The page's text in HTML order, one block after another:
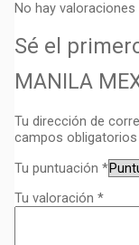
No hay valoraciones
Sé el
MANILA
Tu dirección de
campos
Tu puntuación *
Tu valoración *